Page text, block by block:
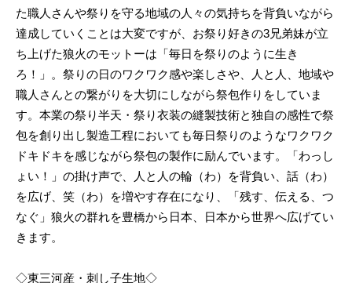
た職人さんや祭りを守る地域の人々の気持ちを背負いながら
達成していくことは大変ですが、お祭り好きの3兄弟妹が立
ち上げた狼火のモットーは「毎日を祭りのように生き
ろ！」。祭りの日のワクワク感や楽しさや、人と人、地域や
職人さんとの繋がりを大切にしながら祭包作りをしていま
す。本業の祭り半天・祭り衣装の縫製技術と独自の感性で祭
包を創り出し製造工程においても毎日祭りのようなワクワク
ドキドキを感じながら祭包の製作に励んでいます。「わっし
ょい！」の掛け声で、人と人の輪（わ）を背負い、話（わ）
を広げ、笑（わ）を増やす存在になり、「残す、伝える、つ
なぐ」狼火の群れを豊橋から日本、日本から世界へ広げてい
きます。
◇東三河産・刺し子生地◇